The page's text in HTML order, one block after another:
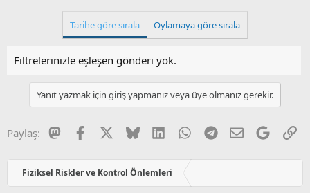
Tarihe göre sırala Oylamaya göre sırala
Filtrelerinizle eşleşen gönderi yok.
Yanıt yazmak için giriş yapmanız veya üye olmanız gerekir.
Paylaş: MastodonFacebook BlueskyLinkedInWhatsAppTelegram
E-postaGoogle
Fiziksel Riskler ve Kontrol Önlemleri